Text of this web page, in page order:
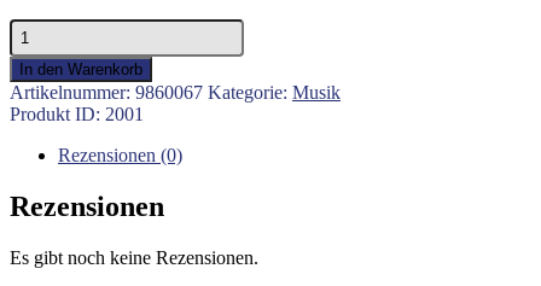
Impossible
Dream
Robert
Stearns
In den Warenkorb
Artikelnummer: 9860067 Kategorie: Musik
Produkt ID: 2001
Rezensionen (0)
Rezensionen
Es gibt noch keine Rezensionen.